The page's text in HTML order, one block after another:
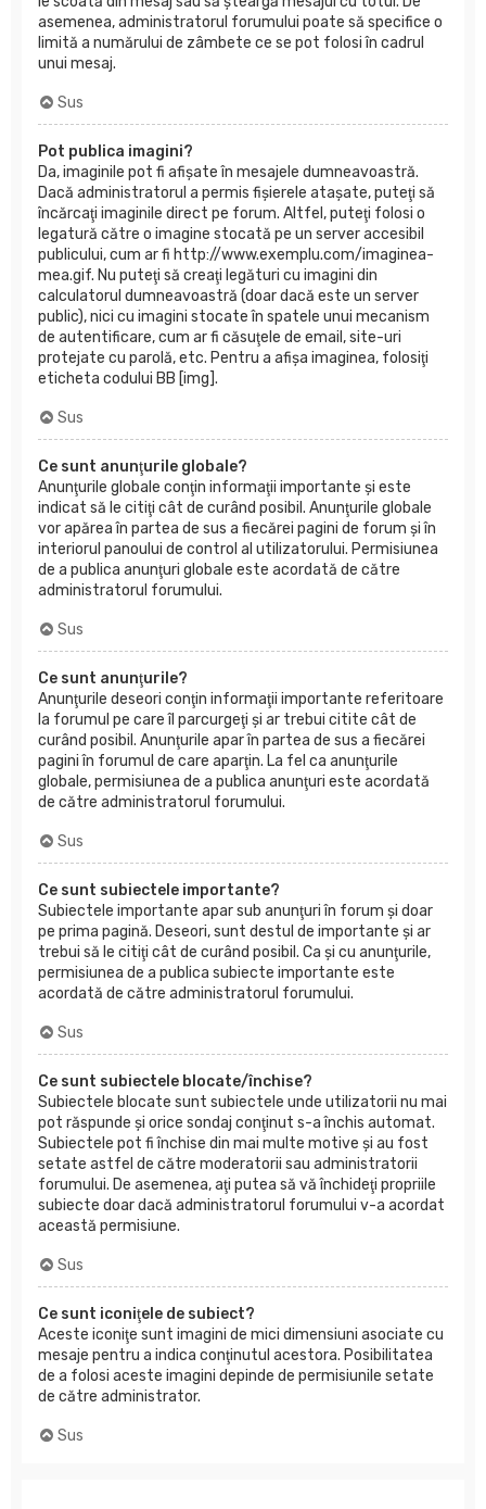
asemenea, administratorul forumului poate să specifice o
limită a numărului de zâmbete ce se pot folosi în cadrul
unui mesaj.
Sus
Pot publica imagini?
Da, imaginile pot fi afişate în mesajele dumneavoastră.
Dacă administratorul a permis fişierele ataşate, puteţi să
încărcaţi imaginile direct pe forum. Altfel, puteţi folosi o
legatură către o imagine stocată pe un server accesibil
publicului, cum ar fi http://www.exemplu.com/imaginea-
mea.gif. Nu puteţi să creaţi legături cu imagini din
calculatorul dumneavoastră (doar dacă este un server
public), nici cu imagini stocate în spatele unui mecanism
de autentificare, cum ar fi căsuţele de email, site-uri
protejate cu parolă, etc. Pentru a afişa imaginea, folosiţi
eticheta codului BB [img].
Sus
Ce sunt anunţurile globale?
Anunţurile globale conţin informaţii importante şi este
indicat să le citiţi cât de curând posibil. Anunţurile globale
vor apărea în partea de sus a fiecărei pagini de forum şi în
interiorul panoului de control al utilizatorului. Permisiunea
de a publica anunţuri globale este acordată de către
administratorul forumului.
Sus
Ce sunt anunţurile?
Anunţurile deseori conţin informaţii importante referitoare
la forumul pe care îl parcurgeţi şi ar trebui citite cât de
curând posibil. Anunţurile apar în partea de sus a fiecărei
pagini în forumul de care aparţin. La fel ca anunţurile
globale, permisiunea de a publica anunţuri este acordată
de către administratorul forumului.
Sus
Ce sunt subiectele importante?
Subiectele importante apar sub anunţuri în forum şi doar
pe prima pagină. Deseori, sunt destul de importante şi ar
trebui să le citiţi cât de curând posibil. Ca şi cu anunţurile,
permisiunea de a publica subiecte importante este
acordată de către administratorul forumului.
Sus
Ce sunt subiectele blocate/închise?
Subiectele blocate sunt subiectele unde utilizatorii nu mai
pot răspunde şi orice sondaj conţinut s-a închis automat.
Subiectele pot fi închise din mai multe motive şi au fost
setate astfel de către moderatorii sau administratorii
forumului. De asemenea, aţi putea să vă închideţi propriile
subiecte doar dacă administratorul forumului v-a acordat
această permisiune.
Sus
Ce sunt iconiţele de subiect?
Aceste iconiţe sunt imagini de mici dimensiuni asociate cu
mesaje pentru a indica conţinutul acestora. Posibilitatea
de a folosi aceste imagini depinde de permisiunile setate
de către administrator.
Sus